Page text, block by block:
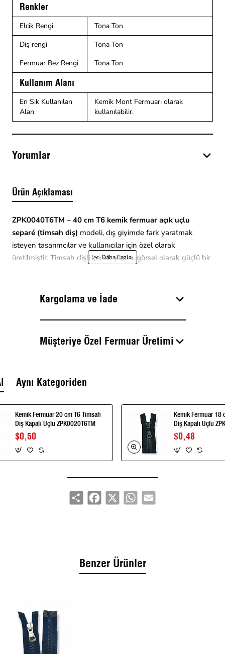
Renkler
Elcik Rengi
Tona Ton
Diş rengi
Tona Ton
Fermuar Bez Rengi
Tona Ton
Kullanım Alanı
En Sık Kullanılan
Alan
Kemik Mont Fermuarı olarak
kullanılabilir.
Yorumlar
Ürün Açıklaması
ZPK0040T6TM – 40 cm T6 kemik fermuar açık uçlu
separé (timsah diş) modeli, dış giyimde fark yaratmak
isteyen tasarımcılar ve kullanıcılar için özel olarak
üretilmiştir. Timsah dişli kemik yapısı, görsel olarak güçlü bir
parçaları giyip çıkarmayı kolaylaştırır. Ton-on-ton renk
vurguyu artırır.
Kemik diş sistemi T6 ölçüsüyle, diş yüzeyi daha belirgin olup
uzunluk, mont gövdesi, ceket önü, dekoratif paneller ya da
Avantajlar:
Stil vurgusu: timsah diş kemik detayı ile dikkat çeken
kapama kolaylığı
Dayanıklılık: kemik dişler uzun süreli kullanımda
Dekoratif & fonksiyonel: moda detayları, aksesuar
işleme ve parlak dış giyim şıklığı
sahne kostümü projeleri, dekoratif fermuar vurguları.
Kargolama ve İade
Müşteriye Özel Fermuar Üretimi
Aynı Kategoriden
Kemik Fermuar 20 cm T6 Timsah
Diş Kapalı Uçlu ZPK0020T6TM
$0,50
Kemik Fermuar 18
Diş Kapalı Uçlu
$0,48
Share Facebook
X WhatsApp
Email
Benzer Ürünler